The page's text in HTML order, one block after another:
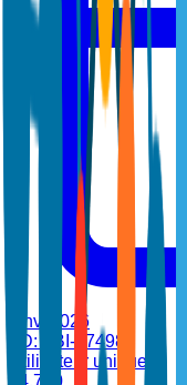
janv. 2026
ID:
TBI-47498
Utilisateur unique